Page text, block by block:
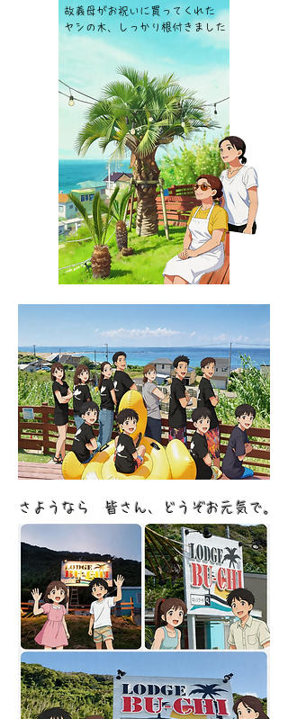
故義母がお祝いに買ってくれた
ヤシの木、しっかり根付きました
​さようなら 皆さん、どうぞお元気で。